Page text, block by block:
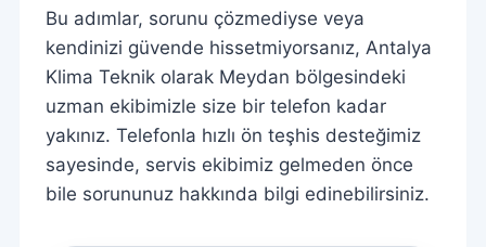
Bu adımlar, sorunu çözmediyse veya
kendinizi güvende hissetmiyorsanız, Antalya
Klima Teknik olarak Meydan bölgesindeki
uzman ekibimizle size bir telefon kadar
yakınız. Telefonla hızlı ön teşhis desteğimiz
sayesinde, servis ekibimiz gelmeden önce
bile sorununuz hakkında bilgi edinebilirsiniz.